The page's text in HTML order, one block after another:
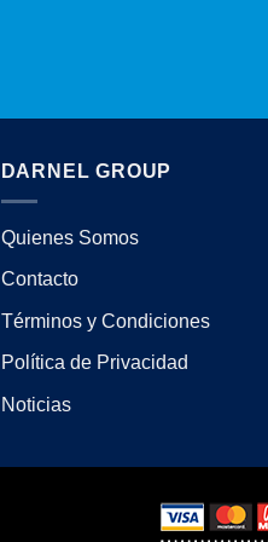
DARNEL GROUP
Quienes Somos
Contacto
Términos y Condiciones
Política de Privacidad
Noticias